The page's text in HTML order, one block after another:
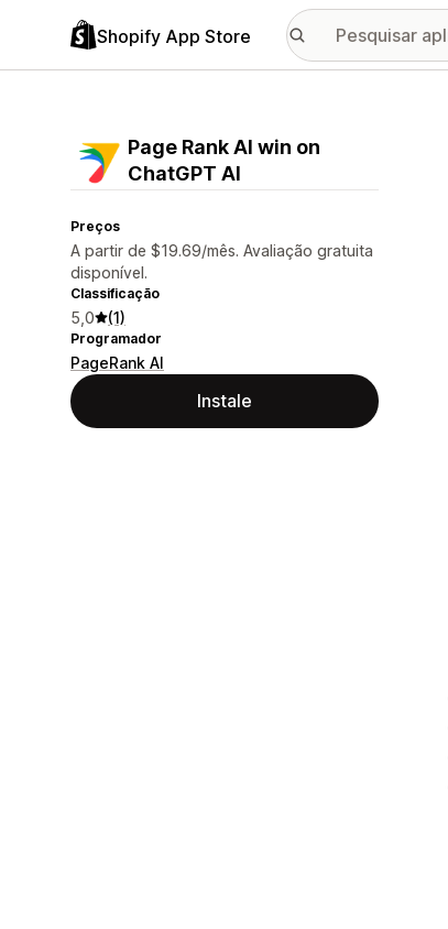
Shopify App Store
Page Rank AI win on
ChatGPT AI
Preços
A partir de $19.69/mês. Avaliação gratuita
disponível.
Classificação
5,0 (1)
Programador
PageRank AI
Instale